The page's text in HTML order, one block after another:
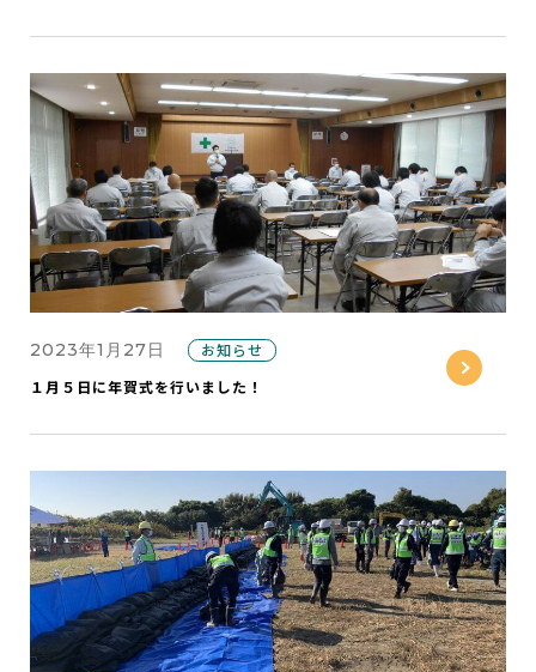
2023年1月27日
お知らせ
１月５日に年賀式を行いました！